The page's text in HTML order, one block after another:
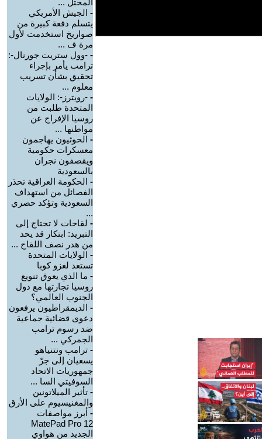
المحتل ...
- الجيش الأمريكي
يتسلم دفعة كبيرة من
صواريخ استخدمت لأول
مرة ف ...
- -وول ستريت جورنال-:
ترامب يأمر بإجراء
تحقيق بشأن تسريب
معلوم ...
- -رويترز-: الولايات
المتحدة طلبت من
روسيا الإفراج عن
مواطنها ...
- الحوثيون يهاجمون
معسكرات حكومية
ويقصفون نجران
بالسعودية
- الحكومة العراقية تحذر
الفصائل من استهداف
السعودية وتؤكد حصري
...
- لقاحات لا تحتاج إلى
التبريد: ابتكار قد يحد
من هدر نصف اللقاح ...
- الولايات المتحدة
تستعد لغزو كوبا
- ما الذي يعوق تنويع
روسيا تجارتها مع دول
الجنوب العالمي؟
- الديمقراطيون يرفعون
دعوى قضائية جماعية
ضد رسوم ترامب
الجمركي ...
- ترامب ونتنياهو
يسعيان إلى جرّ
جمهوريات الاتحاد
السوفيتي السا ...
- تأثير الميلاتونين
والمغنيسيوم على الأرق
- أبرز مواصفات
MatePad Pro 12
الجديد من هواوي